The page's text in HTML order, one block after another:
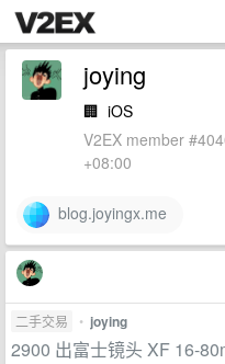
joying
🏢 iOS
V2EX member
+08:00
blog.joyingx.me
二手交易 • joying
2900 出富士镜头 XF 16-